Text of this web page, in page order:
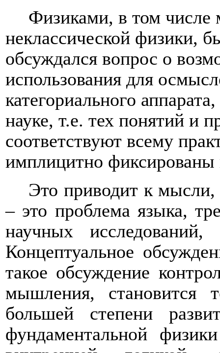
Физиками, в том числе
неклассической физики,
обсуждался вопрос о
использования для
категориального
науке, т.е. тех понятий и
соответствуют всему
имплицитно фиксированы
Это приводит к
– это проблема языка,
научных исследований,
Концептуальное
такое обсуждение
мышления, становится
большей степени
фундаментальной